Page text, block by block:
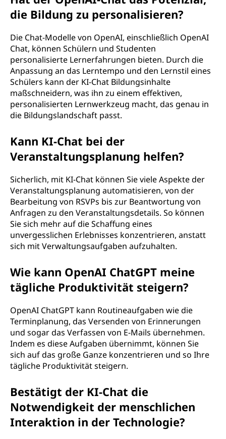
die Bildung zu personalisieren?
Die Chat-Modelle von OpenAI, einschließlich OpenAI
Chat, können Schülern und Studenten
personalisierte Lernerfahrungen bieten. Durch die
Anpassung an das Lerntempo und den Lernstil eines
Schülers kann der KI-Chat Bildungsinhalte
maßschneidern, was ihn zu einem effektiven,
personalisierten Lernwerkzeug macht, das genau in
die Bildungslandschaft passt.
Kann KI-Chat bei der
Veranstaltungsplanung helfen?
Sicherlich, mit KI-Chat können Sie viele Aspekte der
Veranstaltungsplanung automatisieren, von der
Bearbeitung von RSVPs bis zur Beantwortung von
Anfragen zu den Veranstaltungsdetails. So können
Sie sich mehr auf die Schaffung eines
unvergesslichen Erlebnisses konzentrieren, anstatt
sich mit Verwaltungsaufgaben aufzuhalten.
Wie kann OpenAI ChatGPT meine
tägliche Produktivität steigern?
OpenAI ChatGPT kann Routineaufgaben wie die
Terminplanung, das Versenden von Erinnerungen
und sogar das Verfassen von E-Mails übernehmen.
Indem es diese Aufgaben übernimmt, können Sie
sich auf das große Ganze konzentrieren und so Ihre
tägliche Produktivität steigern.
Bestätigt der KI-Chat die
Notwendigkeit der menschlichen
Interaktion in der Technologie?